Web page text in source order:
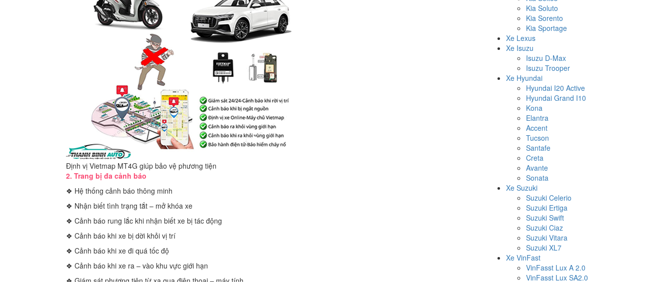
Định vị Vietmap MT4G giúp bảo vệ phương tiện
2. Trang bị đa cảnh báo
❖ Hệ thống cảnh báo thông minh
❖ Nhận biết tình trạng tắt – mở khóa xe
❖ Cảnh báo rung lắc khi nhận biết xe bị tác động
❖ Cảnh báo khi xe bị dời khỏi vị trí
❖ Cảnh báo khi xe đi quá tốc độ
❖ Cảnh báo khi xe ra – vào khu vực giới hạn
Kia Soluto
Kia Sorento
Kia Sportage
Xe Lexus
Xe Isuzu
Isuzu D-Max
Isuzu Trooper
Xe Hyundai
Hyundai I20 Active
Hyundai Grand I10
Kona
Elantra
Accent
Tucson
Santafe
Creta
Avante
Sonata
Xe Suzuki
Suzuki Celerio
Suzuki Ertiga
Suzuki Swift
Suzuki Ciaz
Suzuki Vitara
Suzuki XL7
Xe VinFast
VinFasst Lux A 2.0
VinFasst Lux SA2.0